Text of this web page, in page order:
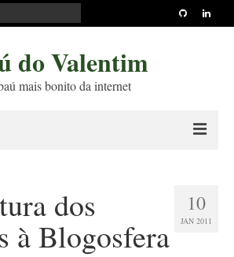
do Valentim
mais bonito da internet
10
JAN 2011
dos
à Blogosfera